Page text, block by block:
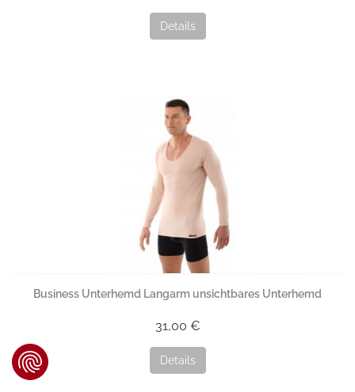
Details
Business Unterhemd Langarm unsichtbares Unterhemd
31,00 €
Details